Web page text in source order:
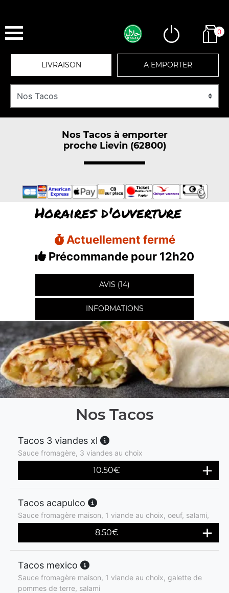
0
LIVRAISON A EMPORTER
Nos Tacos à emporter
proche Lievin (62800)
Horaires d'ouverture
Actuellement fermé
Précommande pour 12h20
AVIS (14)
INFORMATIONS
Nos Tacos
Tacos 3 viandes xl
Sauce fromagère, 3 viandes au choix
10.50€
Tacos acapulco
Sauce fromagère maison, 1 viande au choix, oeuf, salami,
8.50€
Tacos mexico
Sauce fromagère maison, 1 viande au choix, galette de
pommes de terre, salami